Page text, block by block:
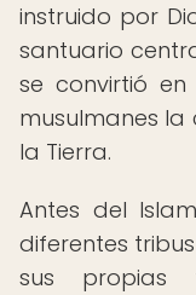
instruido por
santuario
se convirtió
musulmanes la
la Tierra.
Antes del
diferentes
sus propias